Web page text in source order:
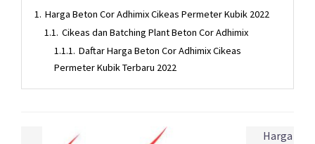
1. Harga Beton Cor Adhimix Cikeas Permeter Kubik 2022
1.1. Cikeas dan Batching Plant Beton Cor Adhimix
1.1.1. Daftar Harga Beton Cor Adhimix Cikeas
Permeter Kubik Terbaru 2022
Harga